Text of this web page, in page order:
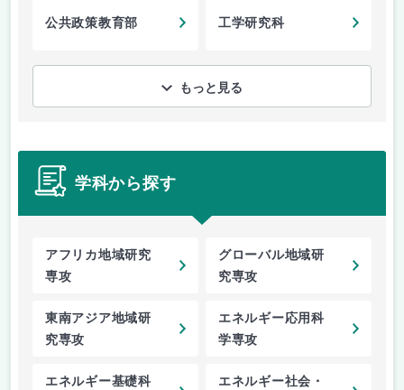
公共政策教育部 工学研究科
もっと見る
学科から探す
アフリカ地域研究
専攻
グローバル地域研
究専攻
東南アジア地域研
究専攻
エネルギー応用科
学専攻
エネルギー基礎科
エネルギー社会・